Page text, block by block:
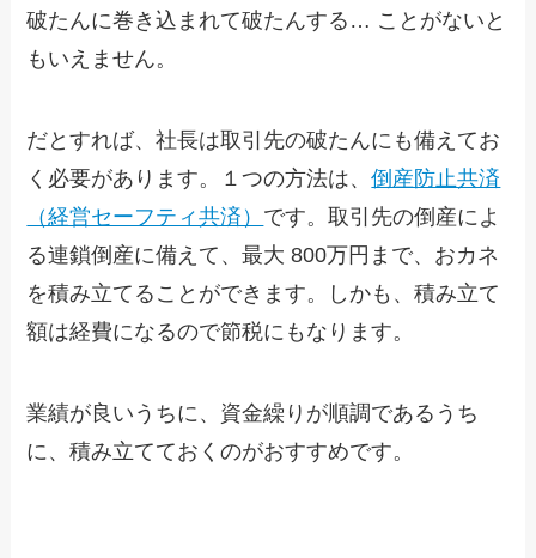
破たんに巻き込まれて破たんする… ことがないと
もいえません。
だとすれば、社長は取引先の破たんにも備えてお
く必要があります。１つの方法は、倒産防止共済
（経営セーフティ共済） です。取引先の倒産によ
る連鎖倒産に備えて、最大 800万円まで、おカネ
を積み立てることができます。しかも、積み立て
額は経費になるので節税にもなります。
業績が良いうちに、資金繰りが順調であるうち
に、積み立てておくのがおすすめです。